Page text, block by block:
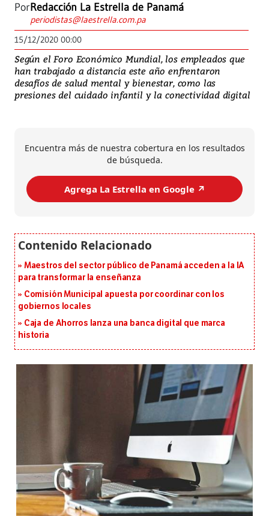
PorRedacción La Estrella de Panamá
periodistas@laestrella.com.pa
15/12/2020 00:00
Según el Foro Económico Mundial, los empleados que
han trabajado a distancia este año enfrentaron
desafíos de salud mental y bienestar, como las
presiones del cuidado infantil y la conectividad digital
Encuentra más de nuestra cobertura en los resultados
de búsqueda.
Agrega La Estrella en Google ↗️
Maestros del sector público de Panamá acceden a la IA
para transformar la enseñanza
Comisión Municipal apuesta por coordinar con los
gobiernos locales
Caja de Ahorros lanza una banca digital que marca
historia